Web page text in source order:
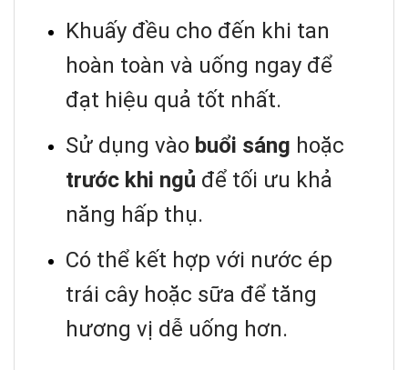
Khuấy đều cho đến khi tan
hoàn toàn và uống ngay để
đạt hiệu quả tốt nhất.
Sử dụng vào buổi sáng hoặc
trước khi ngủ để tối ưu khả
năng hấp thụ.
Có thể kết hợp với nước ép
trái cây hoặc sữa để tăng
hương vị dễ uống hơn.